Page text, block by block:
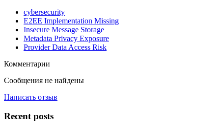
cybersecurity
E2EE Implementation Missing
Insecure Message Storage
Metadata Privacy Exposure
Provider Data Access Risk
Комментарии
Сообщения не найдены
Написать отзыв
Recent posts